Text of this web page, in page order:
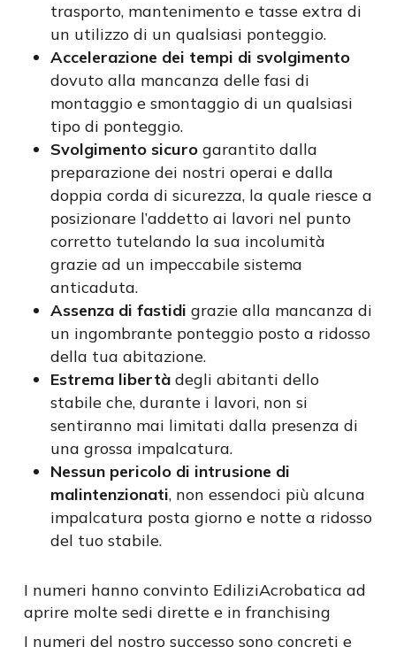
trasporto, mantenimento e tasse extra di
un utilizzo di un qualsiasi ponteggio.
Accelerazione dei tempi di svolgimento
dovuto alla mancanza delle fasi di
montaggio e smontaggio di un qualsiasi
tipo di ponteggio.
Svolgimento sicurogarantito dalla
preparazione dei nostri operai e dalla
doppia corda di sicurezza, la quale riesce a
posizionare l’addetto ai lavori nel punto
corretto tutelando la sua incolumità
grazie ad un impeccabile sistema
anticaduta.
Assenza di fastidi grazie alla mancanza di
un ingombrante ponteggio posto a ridosso
della tua abitazione.
Estrema libertàdegli abitanti dello
stabile che, durante i lavori, non si
sentiranno mai limitati dalla presenza di
una grossa impalcatura.
Nessun pericolo di intrusione di
malintenzionati, non essendoci più alcuna
impalcatura posta giorno e notte a ridosso
del tuo stabile.
I numeri hanno convinto EdiliziAcrobatica ad
aprire molte sedi dirette e in franchising
I numeri del nostro successo sono concreti e